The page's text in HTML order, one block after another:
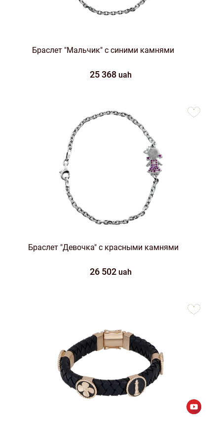
Браслет "Мальчик" с синими камнями
25 368 uah
Браслет "Девочка" с красными камнями
26 502 uah
favorites
favorites